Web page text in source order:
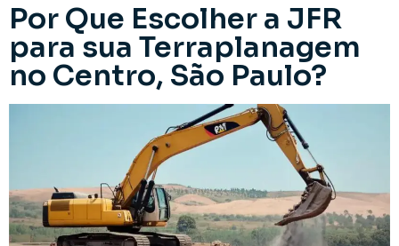
Por Que Escolher a JFR
para sua Terraplanagem
no Centro, São Paulo?